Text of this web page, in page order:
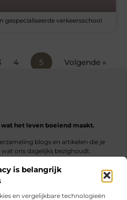
is belangrijk
en vergelijkbare technologieën
gespecialiseerde verkeersschool
4 5 Volgende »
het leven boeiend maakt.
blogs en artikelen die je
ons dagelijks bezighoudt.